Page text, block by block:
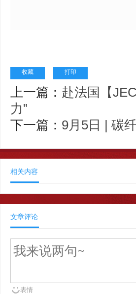
收藏 打印
上一篇： 赴法国【
力”
下一篇： 9月5日 | 碳
相关内容
文章评论
表情